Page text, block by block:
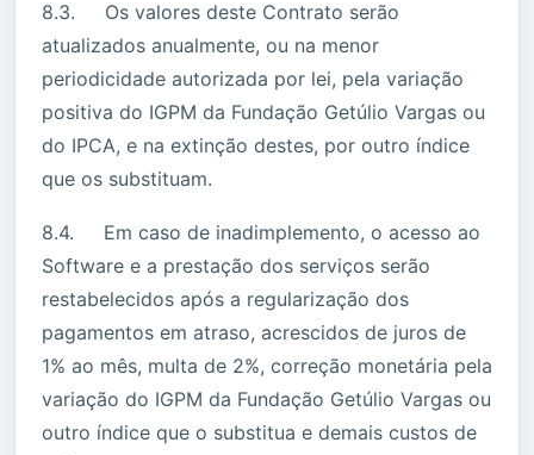
8.3. Os valores deste Contrato serão
atualizados anualmente, ou na menor
periodicidade autorizada por lei, pela variação
positiva do IGPM da Fundação Getúlio Vargas ou
do IPCA, e na extinção destes, por outro índice
que os substituam.
8.4. Em caso de inadimplemento, o acesso ao
Software e a prestação dos serviços serão
restabelecidos após a regularização dos
pagamentos em atraso, acrescidos de juros de
1% ao mês, multa de 2%, correção monetária pela
variação do IGPM da Fundação Getúlio Vargas ou
outro índice que o substitua e demais custos de